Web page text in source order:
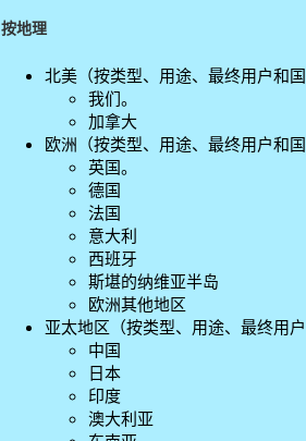
按地理
北美（按类型、用途、最终用户和
我们。
加拿大
欧洲（按类型、用途、最终用户和
英国。
德国
法国
意大利
西班牙
斯堪的纳维亚半岛
欧洲其他地区
亚太地区（按类型、用途、最终用
中国
日本
印度
澳大利亚